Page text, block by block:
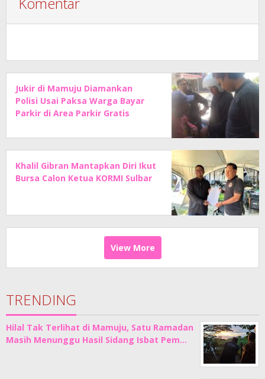
Jukir di Mamuju Diamankan
Polisi Usai Paksa Warga Bayar
Parkir di Area Parkir Gratis
Khalil Gibran Mantapkan Diri Ikut
Bursa Calon Ketua KORMI Sulbar
View More
TRENDING
Hilal Tak Terlihat di Mamuju, Satu Ramadan
Masih Menunggu Hasil Sidang Isbat Pem…